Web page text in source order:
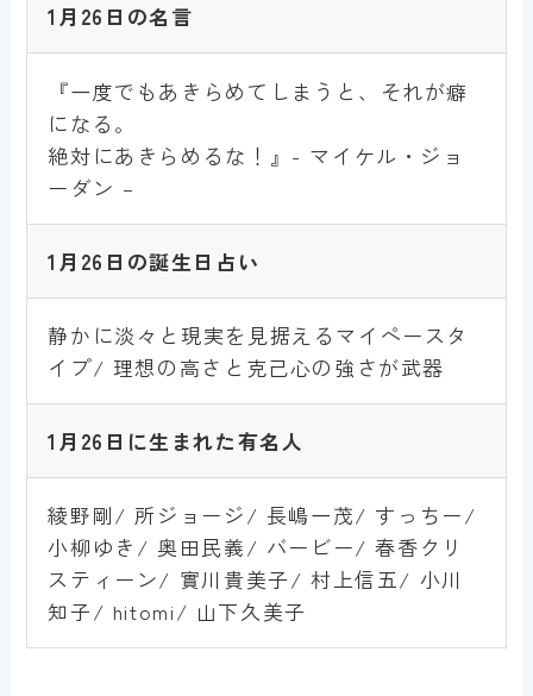
1月 26 日の名言
『一度でもあきらめてしまうと、それが癖
になる。
絶対にあきらめるな！』- マイケル・ジョ
ーダン –
1月 26 日の誕生日占い
静かに淡々と現実を見据えるマイペースタ
イプ/ 理想の高さと克己心の強さが武器
1月 26 日に生まれた有名人
綾野剛/ 所ジョージ/ 長嶋一茂/ すっちー/
小柳ゆき/ 奥田民義/ バービー/ 春香クリ
スティーン/ 實川貴美子/ 村上信五/ 小川
知子/ hitomi/ 山下久美子